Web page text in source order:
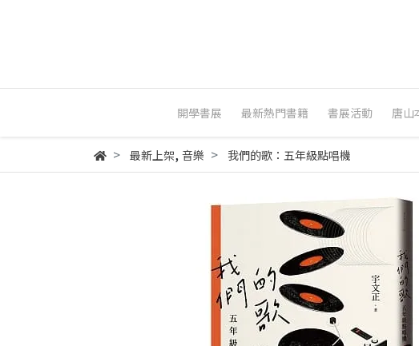
開學書展 最新熱門書籍 書展活動 唐山
最新上架, 音樂 我們的歌：五年級點唱機